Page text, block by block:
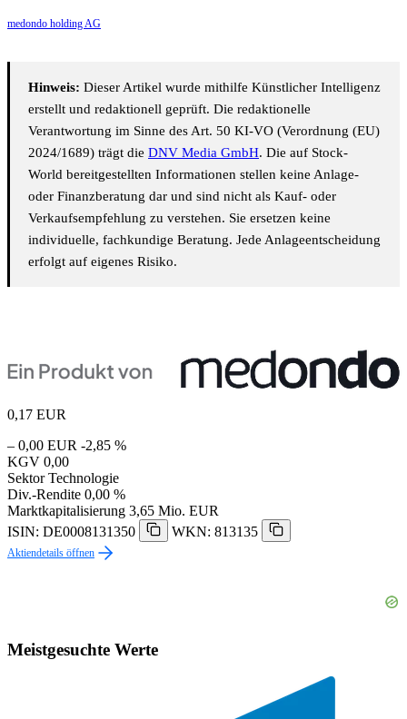
medondo holding AG
Hinweis: Dieser Artikel wurde mithilfe Künstlicher Intelligenz
erstellt und redaktionell geprüft. Die redaktionelle
Verantwortung im Sinne des Art. 50 KI-VO (Verordnung (EU)
2024/1689) trägt die DNV Media GmbH. Die auf Stock-
World bereitgestellten Informationen stellen keine Anlage-
oder Finanzberatung dar und sind nicht als Kauf- oder
Verkaufsempfehlung zu verstehen. Sie ersetzen keine
individuelle, fachkundige Beratung. Jede Anlageentscheidung
erfolgt auf eigenes Risiko.
0,17 EUR
– 0,00 EUR -2,85 %
KGV 0,00
Sektor Technologie
Div.-Rendite 0,00 %
Marktkapitalisierung 3,65 Mio. EUR
ISIN: DE0008131350
WKN: 813135
Aktiendetails öffnen
Meistgesuchte Werte